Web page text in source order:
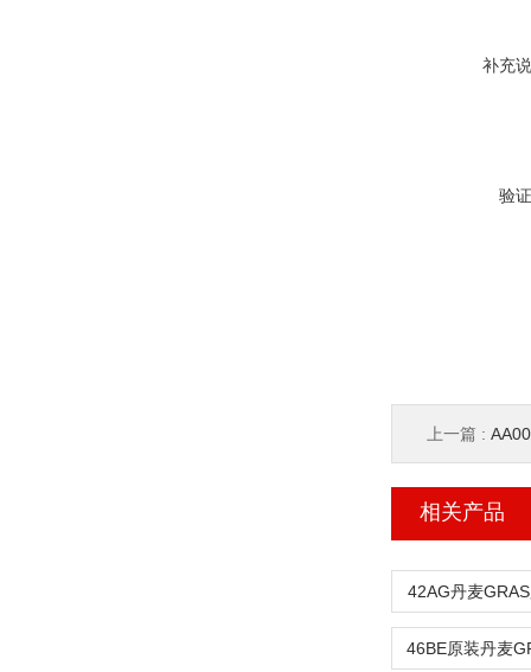
补充
验
上一篇 :
相关产品
42AG丹麦